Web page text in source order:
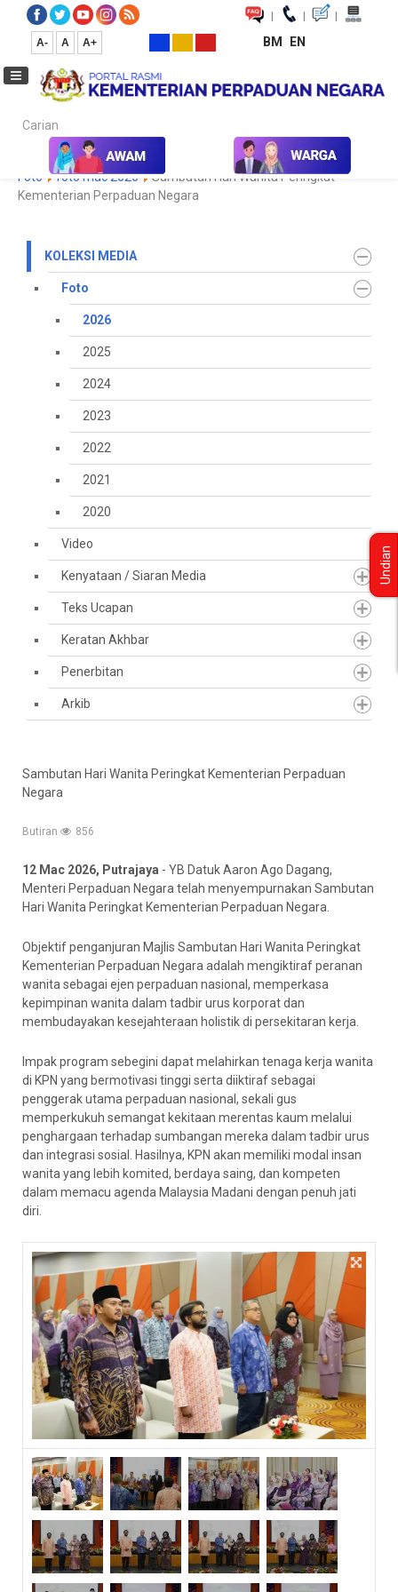
| | |
A- A A+ BM EN
Carian...
Laman Utama Media Koleksi Media Foto 2026
Galeri
Foto
foto mac 2026
Sambutan Hari Wanita Peringkat
Kementerian Perpaduan Negara
KOLEKSI MEDIA
Foto
2026
2025
2024
2023
2022
2021
2020
Video
Kenyataan / Siaran Media
Teks Ucapan
Keratan Akhbar
Penerbitan
Arkib
Sambutan Hari Wanita Peringkat Kementerian Perpaduan
Negara
Butiran 856
12 Mac 2026, Putrajaya - YB Datuk Aaron Ago Dagang,
Menteri Perpaduan Negara telah menyempurnakan Sambutan
Hari Wanita Peringkat Kementerian Perpaduan Negara.
Objektif penganjuran Majlis Sambutan Hari Wanita Peringkat
Kementerian Perpaduan Negara adalah mengiktiraf peranan
wanita sebagai ejen perpaduan nasional, memperkasa
kepimpinan wanita dalam tadbir urus korporat dan
membudayakan kesejahteraan holistik di persekitaran kerja.
Impak program sebegini dapat melahirkan tenaga kerja wanita
di KPN yang bermotivasi tinggi serta diiktiraf sebagai
penggerak utama perpaduan nasional, sekali gus
memperkukuh semangat kekitaan merentas kaum melalui
penghargaan terhadap sumbangan mereka dalam tadbir urus
dan integrasi sosial. Hasilnya, KPN akan memiliki modal insan
wanita yang lebih komited, berdaya saing, dan kompeten
dalam memacu agenda Malaysia Madani dengan penuh jati
diri.
Undian